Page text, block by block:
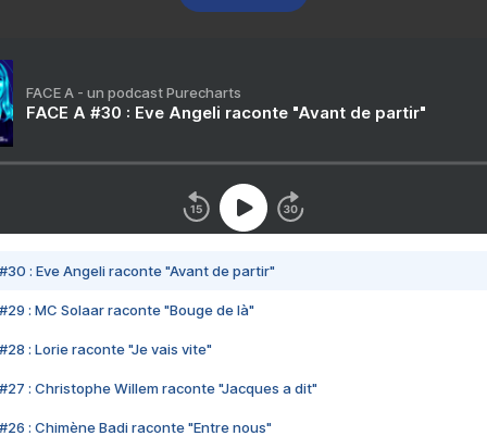
FACE A - un podcast Purecharts
FACE A #30 : Eve Angeli raconte "Avant de partir"
#30 : Eve Angeli raconte "Avant de partir"
#29 : MC Solaar raconte "Bouge de là"
#28 : Lorie raconte "Je vais vite"
#27 : Christophe Willem raconte "Jacques a dit"
#26 : Chimène Badi raconte "Entre nous"